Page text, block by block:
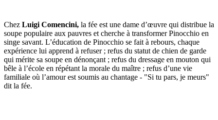
Chez Luigi Comencini, la fée est une dame d’œuvre qui distribue la
soupe populaire aux pauvres et cherche à transformer Pinocchio en
singe savant. L’éducation de Pinocchio se fait à rebours, chaque
expérience lui apprend à refuser ; refus du statut de chien de garde
qui mérite sa soupe en dénonçant ; refus du dressage en mouton qui
bêle à l’école en répétant la morale du maître ; refus d’une vie
familiale où l’amour est soumis au chantage - "Si tu pars, je meurs"
dit la fée.